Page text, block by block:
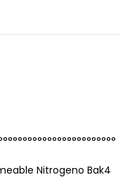
Nitrogeno Bak4